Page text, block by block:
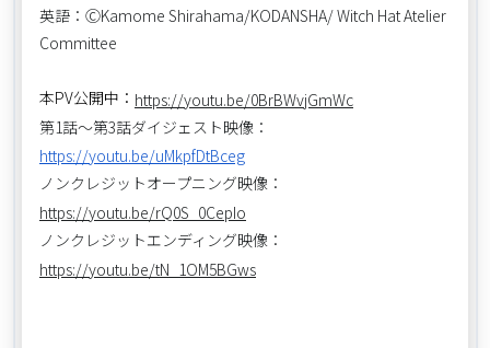
英語：ⒸKamome Shirahama/KODANSHA/ Witch Hat Atelier
Committee
本PV公開中： https://youtu.be/0BrBWvjGmWc
第1話～第3話ダイジェスト映像：
https://youtu.be/uMkpfDtBceg
ノンクレジットオープニング映像：
https://youtu.be/rQ0S_0CepIo
ノンクレジットエンディング映像：
https://youtu.be/tN_1OM5BGws